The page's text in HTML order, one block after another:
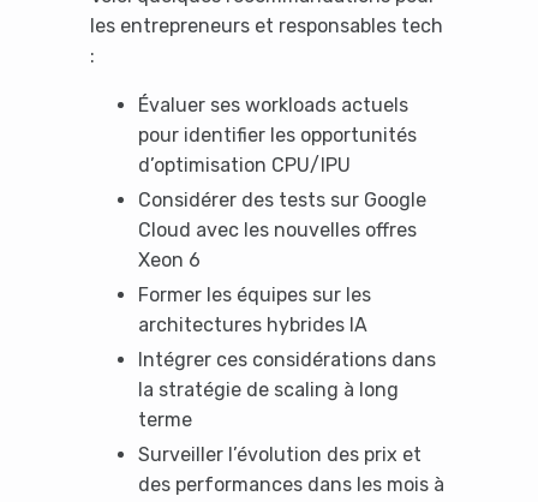
les entrepreneurs et responsables tech
:
Évaluer ses workloads actuels
pour identifier les opportunités
d’optimisation CPU/IPU
Considérer des tests sur Google
Cloud avec les nouvelles offres
Xeon 6
Former les équipes sur les
architectures hybrides IA
Intégrer ces considérations dans
la stratégie de scaling à long
terme
Surveiller l’évolution des prix et
des performances dans les mois à